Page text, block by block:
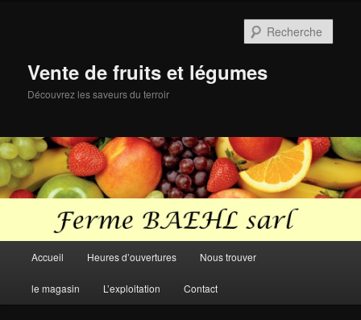
Vente de fruits et légumes
Découvrez les saveurs du terroir
principal
Accueil Heures d’ouvertures Nous trouver
le magasin L’exploitation Contact